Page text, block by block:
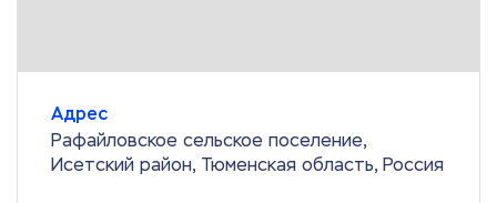
Адрес
Рафайловское сельское поселение,
Исетский район, Тюменская область, Россия